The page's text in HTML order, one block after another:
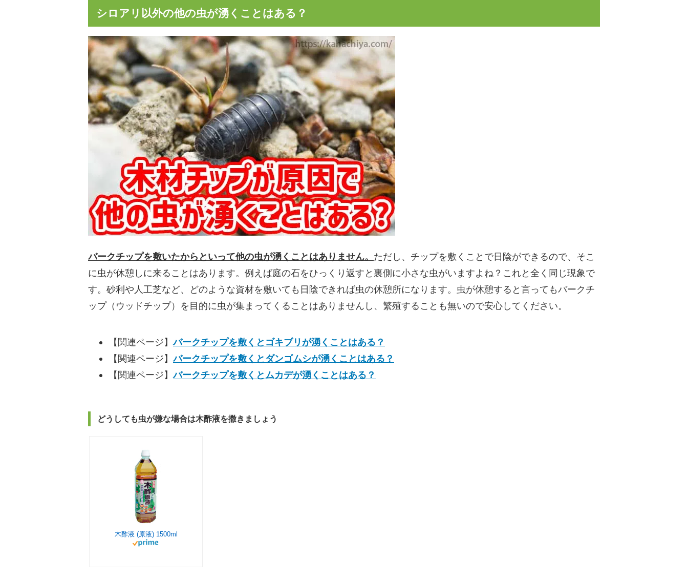
シロアリ以外の他の虫が湧くことはある？
バークチップを敷いたからといって他の虫が湧くことはありません。 ただし、チップを敷くことで日陰ができるので、そこ
に虫が休憩しに来ることはあります。例えば庭の石をひっくり返すと裏側に小さな虫がいますよね？これと全く同じ現象で
す。砂利や人工芝など、どのような資材を敷いても日陰できれば虫の休憩所になります。虫が休憩すると言ってもバークチ
ップ（ウッドチップ）を目的に虫が集まってくることはありませんし、繁殖することも無いので安心してください。
【関連ページ】バークチップを敷くとゴキブリが湧くことはある？
【関連ページ】バークチップを敷くとダンゴムシが湧くことはある？
【関連ページ】バークチップを敷くとムカデが湧くことはある？
どうしても虫が嫌な場合は木酢液を撒きましょう
木酢液 (原液) 1500ml